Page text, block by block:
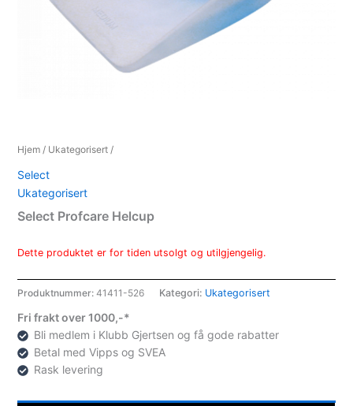
Hjem / Ukategorisert /
Select
Ukategorisert
Select Profcare Helcup
Dette produktet er for tiden utsolgt og utilgjengelig.
Produktnummer:41411-526 Kategori: Ukategorisert
Fri frakt over 1000,-*
Bli medlem i Klubb Gjertsen og få gode rabatter
Betal med Vipps og SVEA
Rask levering